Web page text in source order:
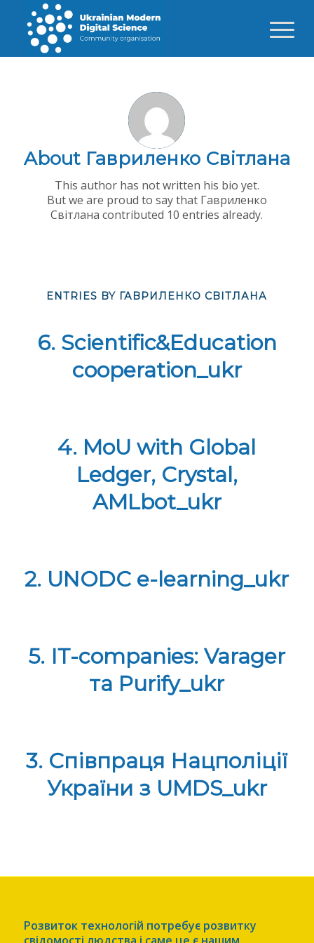
About Гавриленко Світлана
This author has not written his bio yet.
But we are proud to say that Гавриленко
Світлана contributed 10 entries already.
ENTRIES BY ГАВРИЛЕНКО СВІТЛАНА
6. Scientific&Education
cooperation_ukr
4. MoU with Global
Ledger, Crystal,
AMLbot_ukr
2. UNODC e-learning_ukr
5. ІТ-companies: Varager
та Purify_ukr
3. Співпраця Нацполіції
України з UMDS_ukr
Розвиток технологій потребує розвитку